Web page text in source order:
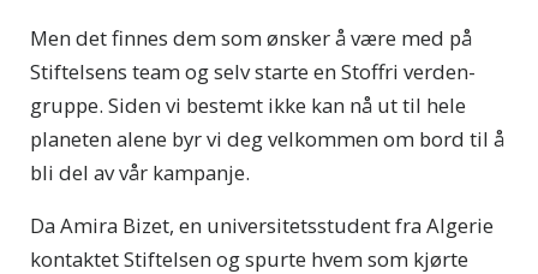
Men det finnes dem som ønsker å være med på
Stiftelsens team og selv starte en Stoffri verden-
gruppe. Siden vi bestemt ikke kan nå ut til hele
planeten alene byr vi deg velkommen om bord til å
bli del av vår kampanje.
Da Amira Bizet, en universitetsstudent fra Algerie
kontaktet Stiftelsen og spurte hvem som kjørte